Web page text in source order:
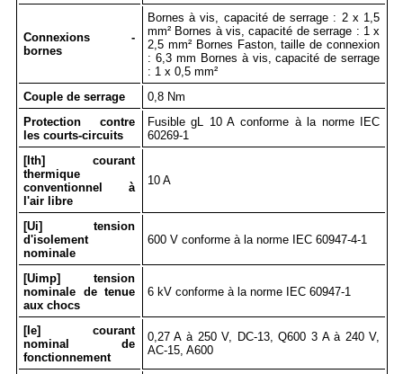
Connexions -
bornes
Bornes à vis, capacité de serrage : 2 x 1,5
mm² Bornes à vis, capacité de serrage : 1 x
2,5 mm² Bornes Faston, taille de connexion
: 6,3 mm Bornes à vis, capacité de serrage
: 1 x 0,5 mm²
Couple de serrage
0,8 Nm
Protection contre
les courts-circuits
Fusible gL 10 A conforme à la norme IEC
60269-1
[Ith] courant
thermique
conventionnel à
l'air libre
10 A
[Ui] tension
d'isolement
nominale
600 V conforme à la norme IEC 60947-4-1
[Uimp] tension
nominale de tenue
aux chocs
6 kV conforme à la norme IEC 60947-1
[Ie] courant
nominal de
fonctionnement
0,27 A à 250 V, DC-13, Q600 3 A à 240 V,
AC-15, A600